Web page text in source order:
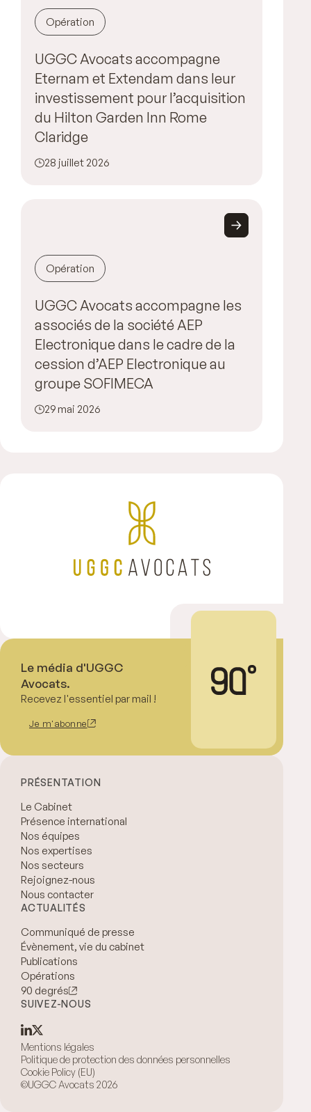
Opération
UGGC Avocats accompagne
Eternam et Extendam dans leur
investissement pour l’acquisition
du Hilton Garden Inn Rome
Claridge
28 juillet 2026
Opération
UGGC Avocats accompagne les
associés de la société AEP
Electronique dans le cadre de la
cession d’AEP Electronique au
groupe SOFIMECA
29 mai 2026
Le média d'UGGC
Avocats.
Recevez l'essentiel par mail !
Je m'abonne
PRÉSENTATION
Le Cabinet
Présence international
Nos équipes
Nos expertises
Nos secteurs
Rejoignez-nous
Nous contacter
ACTUALITÉS
Communiqué de presse
Évènement, vie du cabinet
Publications
Opérations
90 degrés
SUIVEZ-NOUS
Mentions légales
Politique de protection des données personnelles
Cookie Policy (EU)
©UGGC Avocats 2026